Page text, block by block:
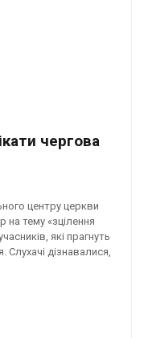
чергова
центру церкви
на тему «зцілення
які прагнуть
дізнавалися,